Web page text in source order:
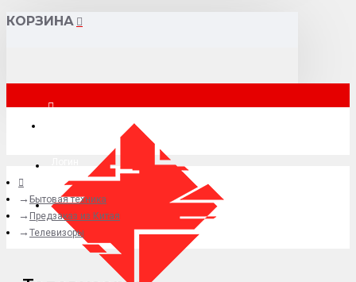
КОРЗИНА
+7 (495) 015-41-41
Бытовая техника
Предзаказ из Китая
Телевизоры